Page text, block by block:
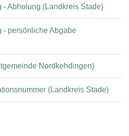
- Abholung (Landkreis Stade)
- persönliche Abgabe
Nordkehdingen)
(Landkreis Stade)